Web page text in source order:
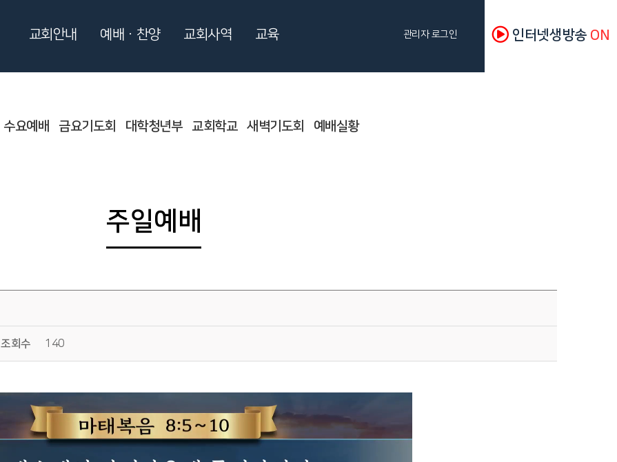
수요예배 금요기도회 대학청년부 교회학교 새벽기도회 예배실황
주일예배
조회수 140
교회안내 예배ㆍ찬양 교회사역 교육 관리자 로그인 인터넷생방송 ON